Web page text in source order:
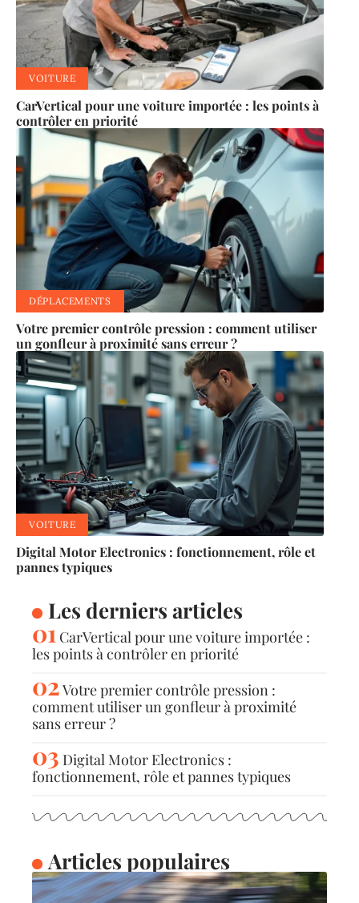
VOITURE
CarVertical pour une voiture importée : les points à
contrôler en priorité
DÉPLACEMENTS
Votre premier contrôle pression : comment utiliser
un gonfleur à proximité sans erreur ?
VOITURE
Digital Motor Electronics : fonctionnement, rôle et
pannes typiques
Les derniers articles
CarVertical pour une voiture importée :
les points à contrôler en priorité
Votre premier contrôle pression :
comment utiliser un gonfleur à proximité
sans erreur ?
Digital Motor Electronics :
fonctionnement, rôle et pannes typiques
Articles populaires